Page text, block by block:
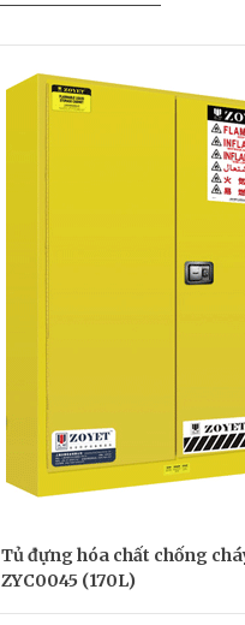
Tủ đựng hóa chất chống
ZYC0045 (170L)